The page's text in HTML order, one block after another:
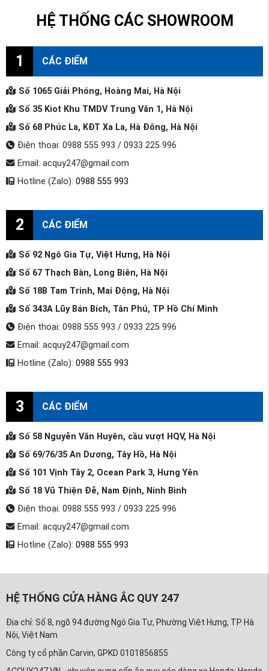
HỆ THỐNG CÁC SHOWROOM
1 CÁC ĐIỂM
Số 1065 Giải Phóng, Hoàng Mai, Hà Nội
Số 35 Kiot Khu TMDV Trung Văn 1, Hà Nội
Số 68 Phúc La, KĐT Xa La, Hà Đông, Hà Nội
Điện thoại: 0988 555 993 / 0933 225 996
Email: acquy247@gmail.com
Hotline (Zalo): 0988 555 993
2 CÁC ĐIỂM
Số 92 Ngô Gia Tự, Việt Hưng, Hà Nội
Số 67 Thạch Bàn, Long Biên, Hà Nội
Số 18B Tam Trinh, Mai Động, Hà Nội
Số 343A Lũy Bán Bích, Tân Phú, TP Hồ Chí Minh
Điện thoại: 0988 555 993 / 0933 225 996
Email: acquy247@gmail.com
Hotline (Zalo): 0988 555 993
3 CÁC ĐIỂM
Số 58 Nguyễn Văn Huyên, cầu vượt HQV, Hà Nội
Số 69/76/35 An Dương, Tây Hồ, Hà Nội
Số 101 Vịnh Tây 2, Ocean Park 3, Hưng Yên
Số 18 Vũ Thiện Đễ, Nam Định, Ninh Bình
Điện thoại: 0988 555 993 / 0933 225 996
Email: acquy247@gmail.com
Hotline (Zalo): 0988 555 993
HỆ THỐNG CỬA HÀNG ẮC QUY 247
Địa chỉ: Số 8, ngõ 94 đường Ngô Gia Tự, Phường Việt Hưng, TP Hà
Nội, Việt Nam
Công ty cổ phần Carvin, GPKD 0101856855